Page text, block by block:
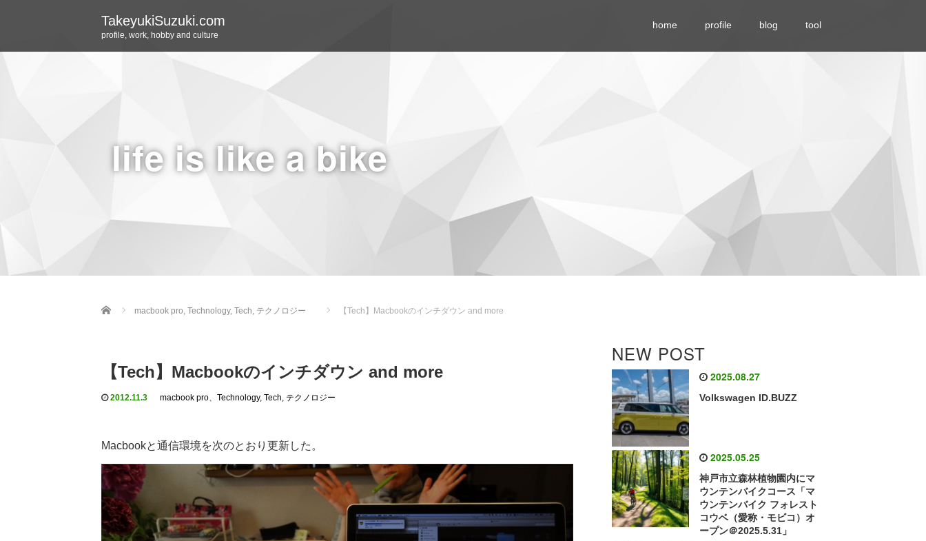
TakeyukiSuzuki.com
profile, work, hobby and culture
home profile blog tool
life is like a bike
Home macbook pro, Technology, Tech, テクノロジー 【Tech】Macbookのインチダウン and more
【Tech】Macbookのインチダウン and more
2012.11.3 macbook pro、 Technology, Tech, テクノロジー
Macbookと通信環境を次のとおり更新した。
NEW POST
2025.08.27
Volkswagen ID.BUZZ
2025.05.25
神戸市立森林植物園内にマ
ウンテンバイクコース「マ
ウンテンバイク フォレスト
コウベ（愛称・モビコ）オ
ープン＠2025.5.31」